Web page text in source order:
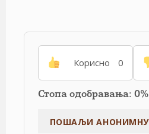
Корисно 0
Стопа одобравања: 0%